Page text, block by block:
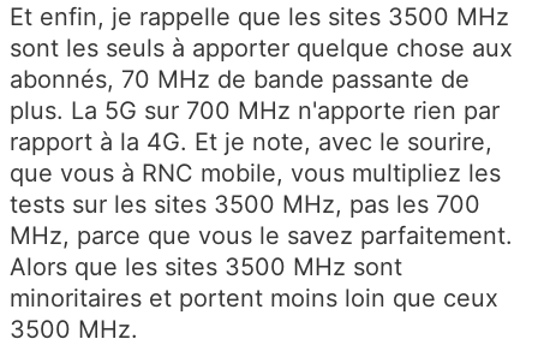
Et enfin, je rappelle que les sites 3500 MHz
sont les seuls à apporter quelque chose aux
abonnés, 70 MHz de bande passante de
plus. La 5G sur 700 MHz n'apporte rien par
rapport à la 4G. Et je note, avec le sourire,
que vous à RNC mobile, vous multipliez les
tests sur les sites 3500 MHz, pas les 700
MHz, parce que vous le savez parfaitement.
Alors que les sites 3500 MHz sont
minoritaires et portent moins loin que ceux
3500 MHz.